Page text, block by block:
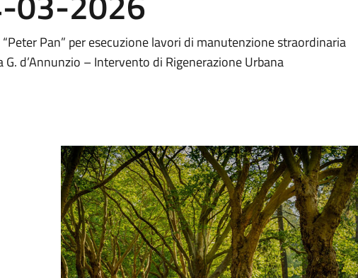
Pan” per esecuzione lavori di manutenzione straordinaria
d’Annunzio – Intervento di Rigenerazione Urbana